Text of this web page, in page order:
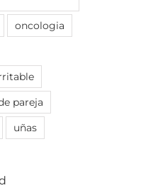
oncologia
pareja
uñas